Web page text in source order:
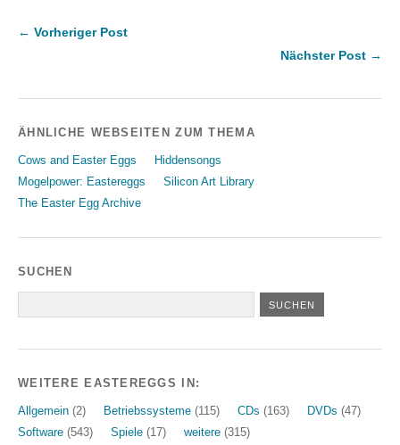
← Vorheriger Post
Nächster Post →
ÄHNLICHE WEBSEITEN ZUM THEMA
Cows and Easter Eggs
Hiddensongs
Mogelpower: Eastereggs
Silicon Art Library
The Easter Egg Archive
SUCHEN
WEITERE EASTEREGGS IN:
Allgemein (2) Betriebssysteme (115) CDs (163) DVDs (47)
Software (543) Spiele (17) weitere (315)